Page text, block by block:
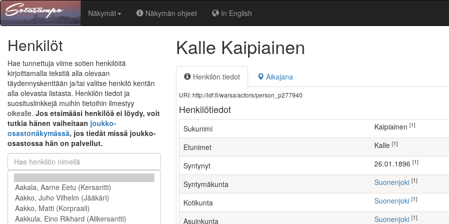
Näkymät Näkymän ohjeet In English
Henkilöt
Hae tunnettuja viime sotien henkilöitä
kirjoittamalla tekstiä alla olevaan
täydennyskenttään ja/tai valitse henkilö kentän
alla olevasta listasta. Henkilön tiedot ja
suosituslinkkejä muihin tietoihin ilmestyy
oikealle. Jos etsimääsi henkilöä ei löydy, voit
tutkia hänen vaiheitaan joukko-
osastonäkymässä, jos tiedät missä joukko-
osastossa hän on palvellut.
Kalle Kaipiainen
Henkilön tiedot Aikajana
URI: http://ldf.fi/warsa/actors/person_p277940
Henkilötiedot
Sukunimi Kaipiainen [1]
Etunimet Kalle [1]
Syntynyt 26.01.1896 [1]
Syntymäkunta Suonenjoki [1]
Kotikunta Suonenjoki [1]
Asuinkunta Suonenjoki [1]